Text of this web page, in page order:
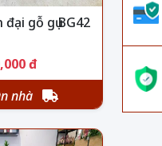
gỗ gụ BG42
đ
nhà